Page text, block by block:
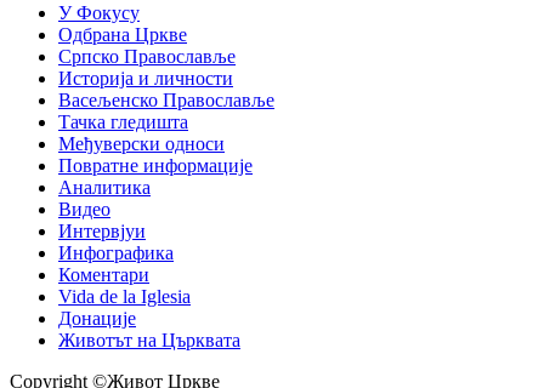
У Фокусу
Одбрана Цркве
Српско Православље
Историја и личности
Васељенско Православље
Тачка гледишта
Међуверски односи
Повратне информације
Аналитика
Видео
Интервјуи
Инфографика
Коментари
Vida de la Iglesia
Донације
Животът на Църквата
Copyright ©Живот Цркве